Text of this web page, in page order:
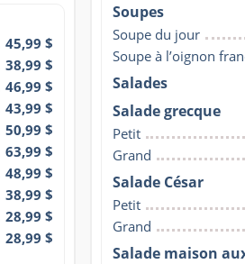
45,99 $
38,99 $
46,99 $
43,99 $
50,99 $
63,99 $
48,99 $
38,99 $
28,99 $
28,99 $
Soupes
Soupe du jour
Soupe à l’oignon
Salades
Salade grecque
Petit
Grand
Salade César
Petit
Grand
Salade maison